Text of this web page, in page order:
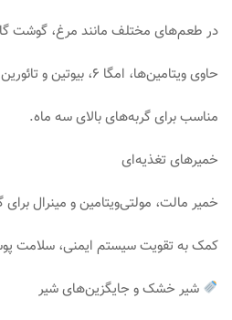
در طعم‌های مختلف مانند مرغ، گوشت
حاوی ویتامین‌ها، امگا 6، بیوتین و تائورین.
مناسب برای گربه‌های بالای سه ماه.
خمیرهای تغذیه‌ای
خمیر مالت، مولتی‌ویتامین و مینرال
کمک به تقویت سیستم ایمنی، سلامت
شیر خشک و جایگزین‌های شیر